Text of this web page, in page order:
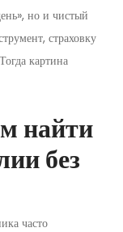
но и чистый
страховку
картина
найти
без
часто